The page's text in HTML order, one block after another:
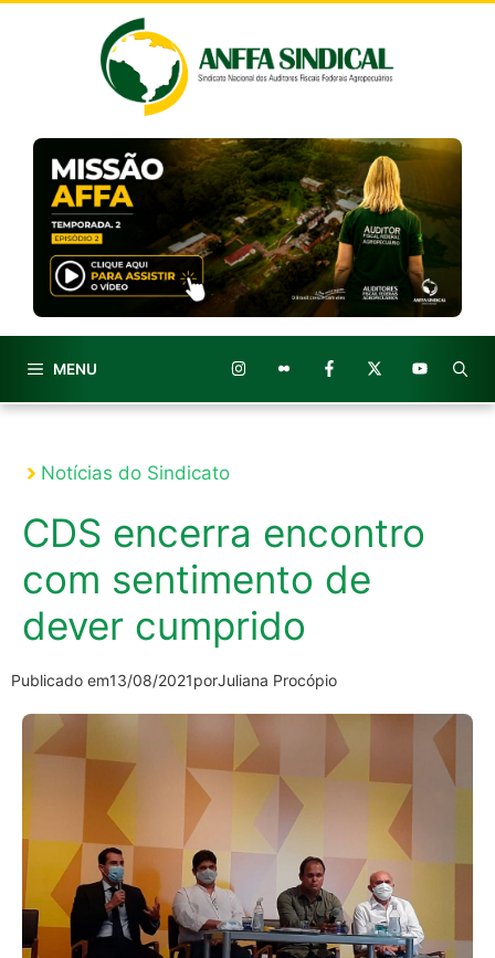
MENU
Notícias do Sindicato
CDS encerra encontro
com sentimento de
dever cumprido
Publicado em13/08/2021porJuliana Procópio